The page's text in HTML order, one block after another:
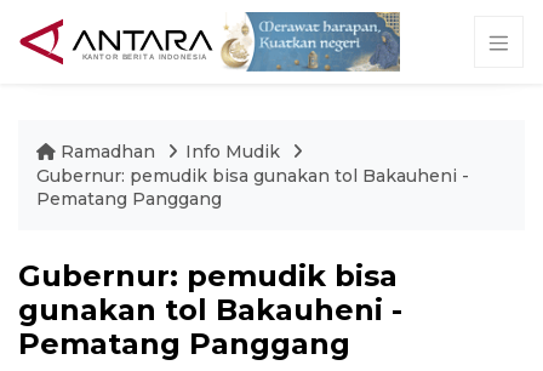
Ramadhan
Info Mudik
Gubernur: pemudik bisa gunakan tol Bakauheni -
Pematang Panggang
Gubernur: pemudik bisa
gunakan tol Bakauheni -
Pematang Panggang